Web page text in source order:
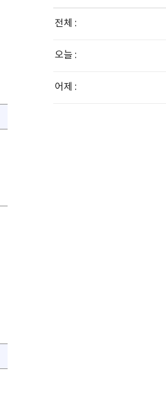
전체 :
오늘 :
어제 :